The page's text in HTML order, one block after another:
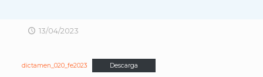
13/04/2023
dictamen_020_fe2023 Descarga